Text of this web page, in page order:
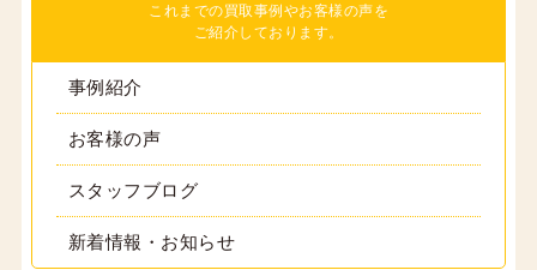
これまでの買取事例やお客様の声を
ご紹介しております。
事例紹介
お客様の声
スタッフブログ
新着情報・お知らせ